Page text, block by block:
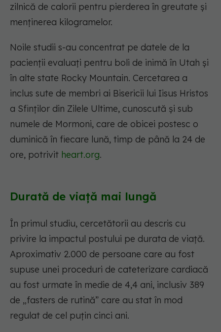
zilnică de calorii pentru pierderea în greutate și
menținerea kilogramelor.
Noile studii s-au concentrat pe datele de la
pacienții evaluați pentru boli de inimă în Utah și
în alte state Rocky Mountain. Cercetarea a
inclus sute de membri ai Bisericii lui Iisus Hristos
a Sfinților din Zilele Ultime, cunoscută și sub
numele de Mormoni, care de obicei postesc o
duminică în fiecare lună, timp de până la 24 de
ore, potrivit heart.org.
Durată de viață mai lungă
În primul studiu, cercetătorii au descris cu
privire la impactul postului pe durata de viață.
Aproximativ 2.000 de persoane care au fost
supuse unei proceduri de cateterizare cardiacă
au fost urmate în medie de 4,4 ani, inclusiv 389
de „fasters de rutină” care au stat în mod
regulat de cel puțin cinci ani.